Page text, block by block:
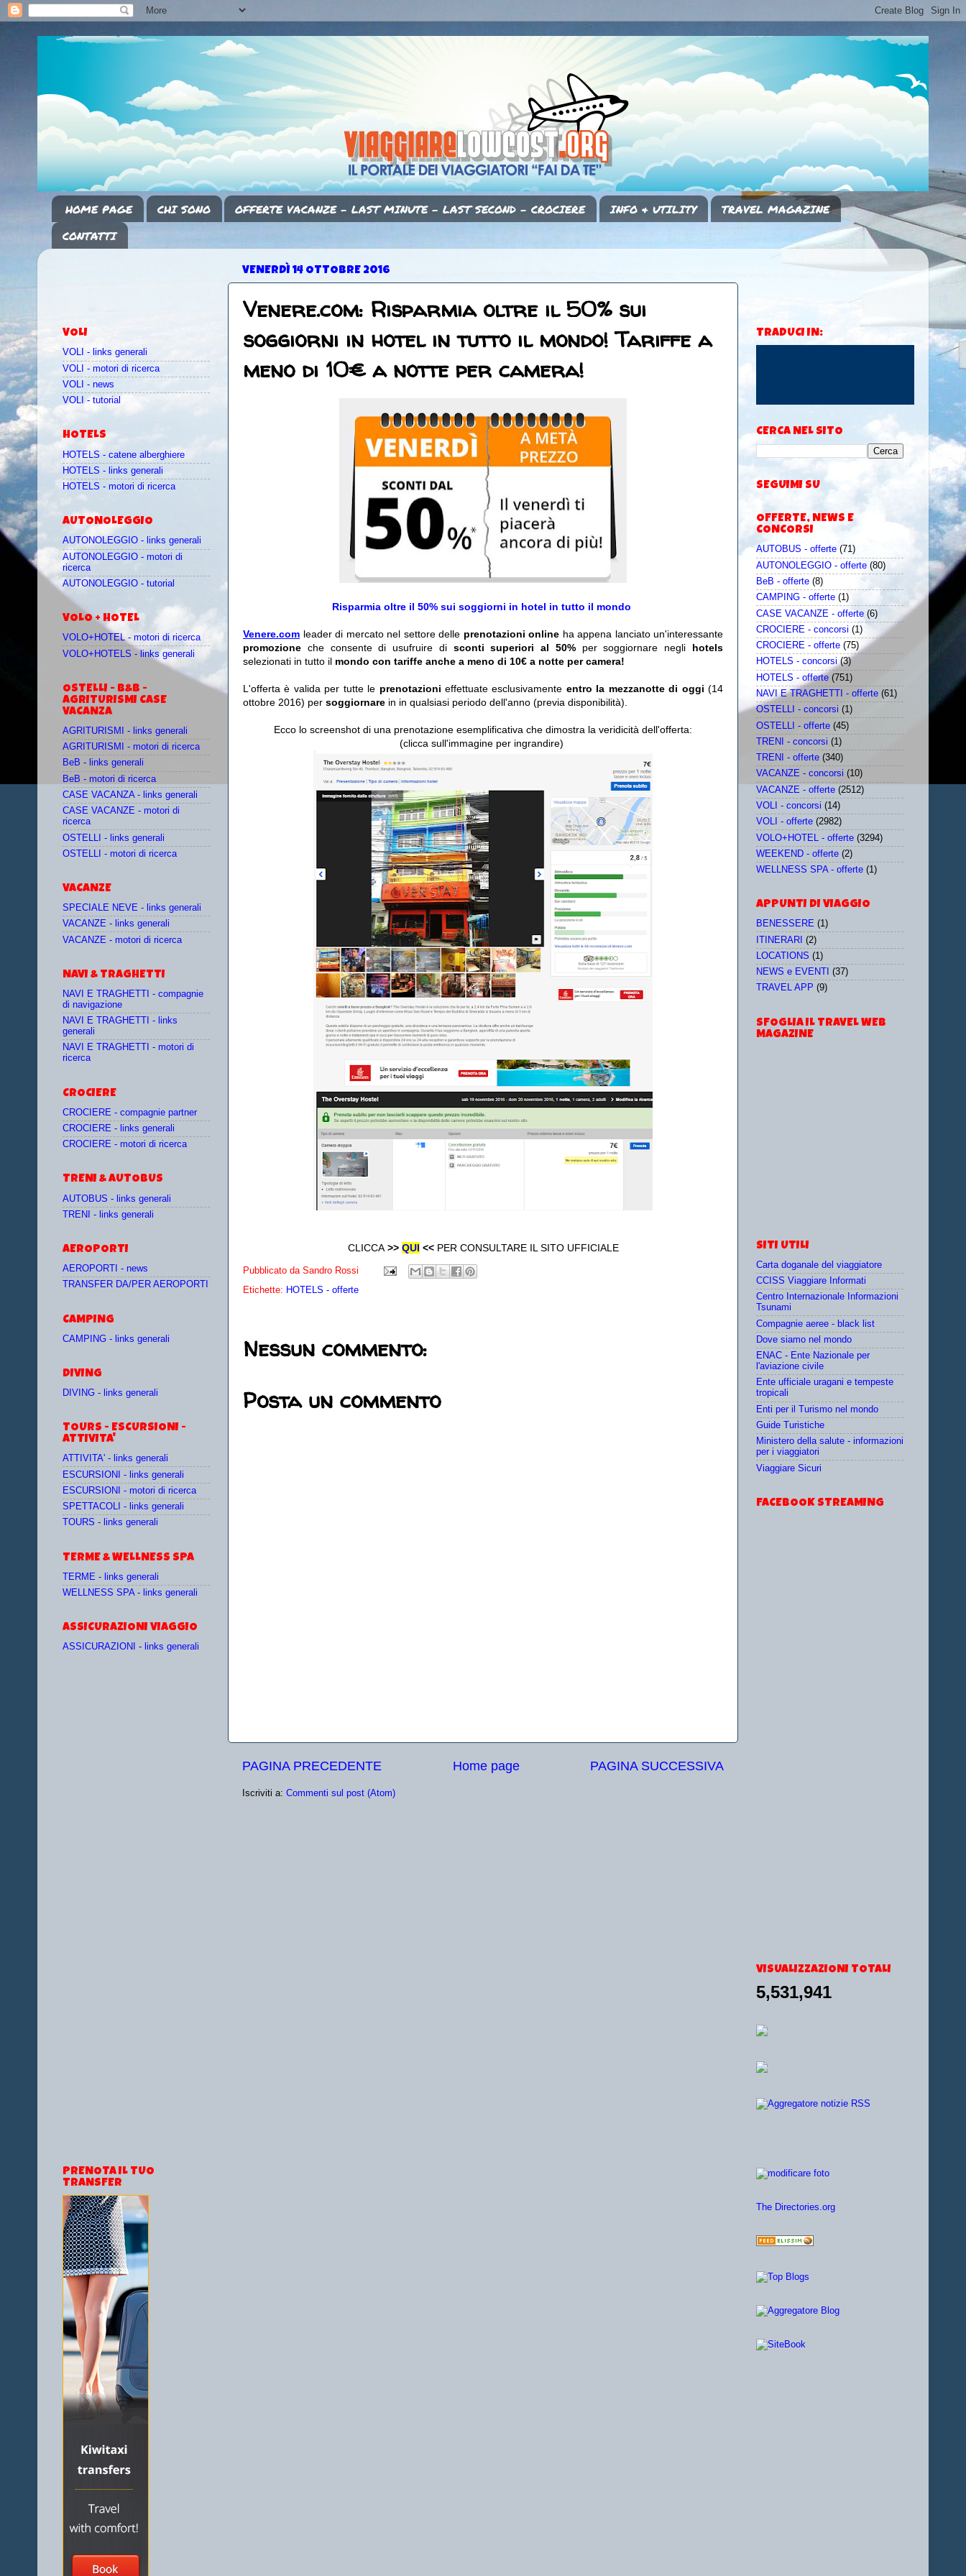
HOME PAGE CHI SONO OFFERTE VACANZE - LAST MINUTE - LAST SECOND - CROCIERE INFO & UTILITY
TRAVEL MAGAZINE
CONTATTI
VENERDÌ 14 OTTOBRE 2016
Venere.com: Risparmia oltre il 50% sui
soggiorni in hotel in tutto il mondo! Tariffe a
meno di 10€ a notte per camera!
Risparmia oltre il 50% sui soggiorni in hotel in tutto il mondo
Venere.com leader di mercato nel settore delle prenotazioni online ha appena lanciato un'interessante
promozione che consente di usufruire di sconti superiori al 50%per soggiornare negli hotels
selezionati in tutto il mondo con tariffe anche a meno di 10€ a notte per camera!
L'offerta è valida per tutte le prenotazionieffettuate esclusivamente entro la mezzanotte di oggi(14
ottobre 2016) per soggiornare in in qualsiasi periodo dell'anno (previa disponibilità).
Ecco lo screenshot di una prenotazione esemplificativa che dimostra la veridicità dell'offerta:
(clicca sull'immagine per ingrandire)
CLICCA >> QUI <<PER CONSULTARE IL SITO UFFICIALE
Pubblicato da Sandro Rossi
Etichette: HOTELS - offerte
Nessun commento:
Posta un commento
PAGINA PRECEDENTE PAGINA SUCCESSIVA
Home page
Iscriviti a: Commenti sul post (Atom)
VOLI
VOLI - links generali
VOLI - motori di ricerca
VOLI - news
VOLI - tutorial
HOTELS
HOTELS - catene alberghiere
HOTELS - links generali
HOTELS - motori di ricerca
AUTONOLEGGIO
AUTONOLEGGIO - links generali
AUTONOLEGGIO - motori di
ricerca
AUTONOLEGGIO - tutorial
VOLO + HOTEL
VOLO+HOTEL - motori di ricerca
VOLO+HOTELS - links generali
OSTELLI - B&B -
AGRITURISMI CASE
VACANZA
AGRITURISMI - links generali
AGRITURISMI - motori di ricerca
BeB - links generali
BeB - motori di ricerca
CASE VACANZA - links generali
CASE VACANZE - motori di
ricerca
OSTELLI - links generali
OSTELLI - motori di ricerca
VACANZE
SPECIALE NEVE - links generali
VACANZE - links generali
VACANZE - motori di ricerca
NAVI & TRAGHETTI
NAVI E TRAGHETTI - compagnie
di navigazione
NAVI E TRAGHETTI - links
generali
NAVI E TRAGHETTI - motori di
ricerca
CROCIERE
CROCIERE - compagnie partner
CROCIERE - links generali
CROCIERE - motori di ricerca
TRENI & AUTOBUS
AUTOBUS - links generali
TRENI - links generali
AEROPORTI
AEROPORTI - news
TRANSFER DA/PER AEROPORTI
CAMPING
CAMPING - links generali
DIVING
DIVING - links generali
TOURS - ESCURSIONI -
ATTIVITA'
ATTIVITA' - links generali
ESCURSIONI - links generali
ESCURSIONI - motori di ricerca
SPETTACOLI - links generali
TOURS - links generali
TERME & WELLNESS SPA
TERME - links generali
WELLNESS SPA - links generali
ASSICURAZIONI VIAGGIO
ASSICURAZIONI - links generali
PRENOTA IL TUO
TRANSFER
TRADUCI IN:
CERCA NEL SITO
SEGUIMI SU
OFFERTE, NEWS E
CONCORSI
AUTOBUS - offerte (71)
AUTONOLEGGIO - offerte (80)
BeB - offerte (8)
CAMPING - offerte (1)
CASE VACANZE - offerte (6)
CROCIERE - concorsi (1)
CROCIERE - offerte (75)
HOTELS - concorsi (3)
HOTELS - offerte (751)
NAVI E TRAGHETTI - offerte (61)
OSTELLI - concorsi (1)
OSTELLI - offerte (45)
TRENI - concorsi (1)
TRENI - offerte (340)
VACANZE - concorsi (10)
VACANZE - offerte (2512)
VOLI - concorsi (14)
VOLI - offerte (2982)
VOLO+HOTEL - offerte (3294)
WEEKEND - offerte (2)
WELLNESS SPA - offerte (1)
APPUNTI DI VIAGGIO
BENESSERE (1)
ITINERARI (2)
LOCATIONS (1)
NEWS e EVENTI
(37)
TRAVEL APP (9)
SFOGLIA IL TRAVEL WEB
MAGAZINE
SITI UTILI
Carta doganale del viaggiatore
CCISS Viaggiare Informati
Centro Internazionale Informazioni
Tsunami
Compagnie aeree - black list
Dove siamo nel mondo
ENAC - Ente Nazionale per
l'aviazione civile
Ente ufficiale uragani e tempeste
tropicali
Enti per il Turismo nel mondo
Guide Turistiche
Ministero della salute - informazioni
per i viaggiatori
Viaggiare Sicuri
FACEBOOK STREAMING
VISUALIZZAZIONI TOTALI
5,531,941
The Directories.org